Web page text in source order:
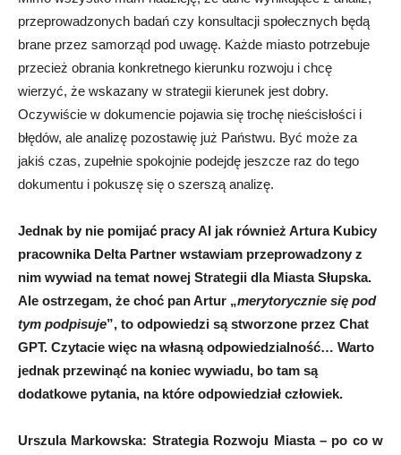
przeprowadzonych badań czy konsultacji społecznych będą
brane przez samorząd pod uwagę. Każde miasto potrzebuje
przecież obrania konkretnego kierunku rozwoju i chcę
wierzyć, że wskazany w strategii kierunek jest dobry.
Oczywiście w dokumencie pojawia się trochę nieścisłości i
błędów, ale analizę pozostawię już Państwu. Być może za
jakiś czas, zupełnie spokojnie podejdę jeszcze raz do tego
dokumentu i pokuszę się o szerszą analizę.
Jednak by nie pomijać pracy AI jak również Artura Kubicy
pracownika Delta Partner wstawiam przeprowadzony z
nim wywiad na temat nowej Strategii dla Miasta Słupska.
Ale ostrzegam, że choć pan Artur „merytorycznie się pod
tym podpisuje”, to odpowiedzi są stworzone przez Chat
GPT. Czytacie więc na własną odpowiedzialność… Warto
jednak przewinąć na koniec wywiadu, bo tam są
dodatkowe pytania, na które odpowiedział człowiek.
Urszula Markowska: Strategia Rozwoju Miasta – po co w